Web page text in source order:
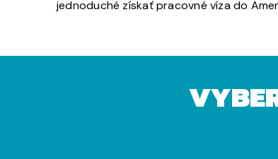
jednoduché získať pracovné víza do